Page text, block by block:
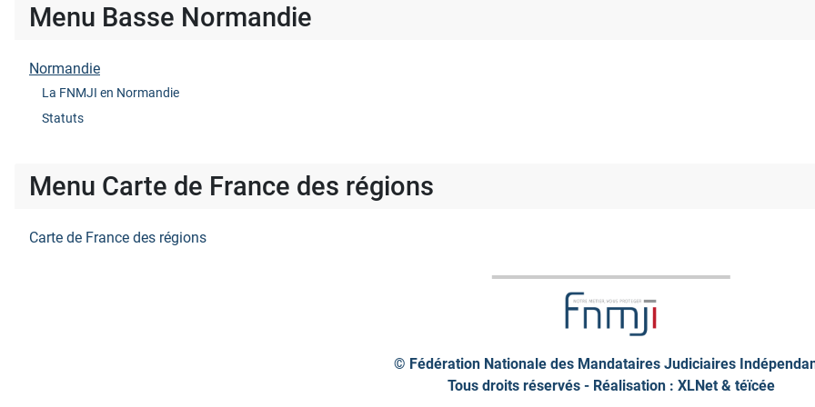
Menu Basse Normandie
Normandie
La FNMJI en Normandie
Statuts
Menu Carte de France des régions
Carte de France des régions
© Fédération Nationale des Mandataires Judiciaires
Tous droits réservés - Réalisation : XLNet & téïcée